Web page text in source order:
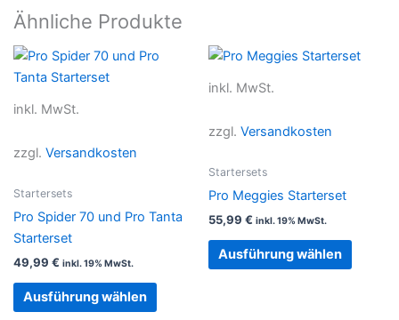
Ähnliche Produkte
inkl. MwSt.
zzgl. Versandkosten
Startersets
Pro Spider 70 und Pro Tanta
Starterset
49,99 € inkl. 19% MwSt.
Ausführung wählen
Dieses
Varianten
Optionen
können
Produktseite
gewählt
inkl. MwSt.
zzgl. Versandkosten
Startersets
Pro Meggies Starterset
55,99 € inkl. 19% MwSt.
Ausführung wählen
Dieses
auf
der